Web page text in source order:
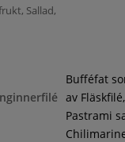
Sallad,
Bufféfat
av Fläskfilé,
Pastrami